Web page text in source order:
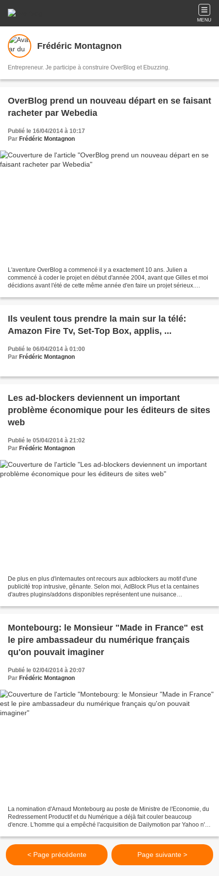
MENU
Frédéric Montagnon
Entrepreneur. Je participe à construire OverBlog et Ebuzzing.
OverBlog prend un nouveau départ en se faisant
racheter par Webedia
Publié le 16/04/2014 à 10:17
Par Frédéric Montagnon
L'aventure OverBlog a commencé il y a exactement 10 ans. Julien a
commencé à coder le projet en début d'année 2004, avant que Gilles et moi
décidions avant l'été de cette même année d'en faire un projet sérieux.
Ils veulent tous prendre la main sur la télé:
Amazon Fire Tv, Set-Top Box, applis, ...
Publié le 06/04/2014 à 01:00
Par Frédéric Montagnon
Les ad-blockers deviennent un important
problème économique pour les éditeurs de sites
web
Publié le 05/04/2014 à 21:02
Par Frédéric Montagnon
De plus en plus d'internautes ont recours aux adblockers au motif d'une
publicité trop intrusive, gênante. Selon moi, AdBlock Plus et la centaines
d'autres plugins/addons disponibles représentent une nuisance
Montebourg: le Monsieur "Made in France" est
le pire ambassadeur du numérique français
qu'on pouvait imaginer
Publié le 02/04/2014 à 20:07
Par Frédéric Montagnon
La nomination d'Arnaud Montebourg au poste de Ministre de l'Economie, du
Redressement Productif et du Numérique a déjà fait couler beaucoup
d'encre. L'homme qui a empêché l'acquisition de Dailymotion par Yahoo n'a
< Page précédente Page suivante >